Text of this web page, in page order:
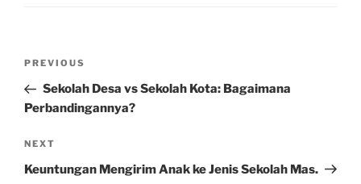
Previous
Post
PREVIOUS
Sekolah Desa vs Sekolah Kota: Bagaimana
Perbandingannya?
Next
Post
NEXT
Keuntungan Mengirim Anak ke Jenis Sekolah Mas.